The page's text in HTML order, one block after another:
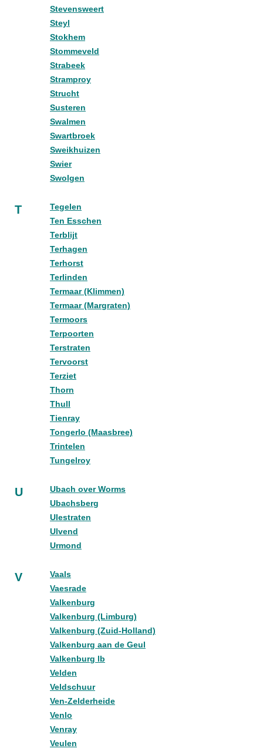
Stevensweert
Steyl
Stokhem
Stommeveld
Strabeek
Stramproy
Strucht
Susteren
Swalmen
Swartbroek
Sweikhuizen
Swier
Swolgen
T
Tegelen
Ten Esschen
Terblijt
Terhagen
Terhorst
Terlinden
Termaar (Klimmen)
Termaar (Margraten)
Termoors
Terpoorten
Terstraten
Tervoorst
Terziet
Thorn
Thull
Tienray
Tongerlo (Maasbree)
Trintelen
Tungelroy
U
Ubach over Worms
Ubachsberg
Ulestraten
Ulvend
Urmond
V
Vaals
Vaesrade
Valkenburg
Valkenburg (Limburg)
Valkenburg (Zuid-Holland)
Valkenburg aan de Geul
Valkenburg lb
Velden
Veldschuur
Ven-Zelderheide
Venlo
Venray
Veulen